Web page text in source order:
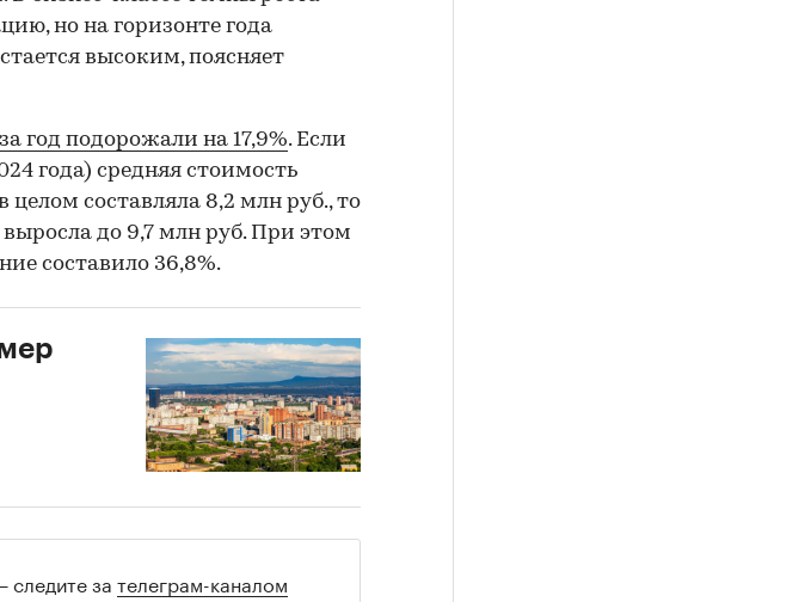
но на горизонте года
высоким, поясняет
год подорожали на 17,9%. Если
года) средняя стоимость
составляла 8,2 млн руб., то
до 9,7 млн руб. При этом
составило 36,8%.
следите за телеграм-каналом